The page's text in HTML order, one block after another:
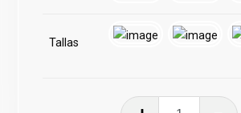
Tallas
Chaqueta